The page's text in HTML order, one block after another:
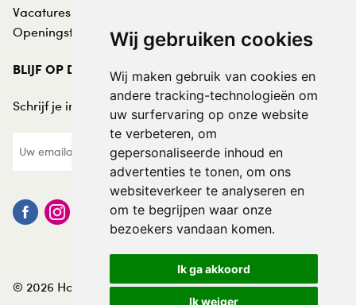
Wij gebruiken cookies
Wij maken gebruik van cookies en
andere tracking-technologieën om
uw surfervaring op onze website
te verbeteren, om
gepersonaliseerde inhoud en
advertenties te tonen, om ons
websiteverkeer te analyseren en
om te begrijpen waar onze
bezoekers vandaan komen.
Ik ga akkoord
Ik weiger
Vacatures
Openingstijden
BLIJF OP DE HOOGTE
Schrijf je in voor de nieuwsbrief:
© 2026 Hofmans at Home